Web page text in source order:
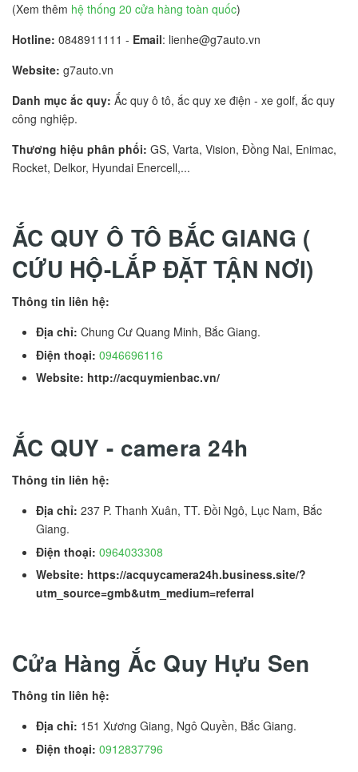
(Xem thêm hệ thống 20 cửa hàng toàn quốc)
Hotline: 0848911111 - Email: lienhe@g7auto.vn
Website: g7auto.vn
Danh mục ắc quy: Ắc quy ô tô, ắc quy xe điện - xe golf, ắc quy
công nghiệp.
Thương hiệu phân phối: GS, Varta, Vision, Đồng Nai, Enimac,
Rocket, Delkor, Hyundai Enercell,...
ẮC QUY Ô TÔ BẮC GIANG (
CỨU HỘ-LẮP ĐẶT TẬN NƠI)
Thông tin liên hệ:
Địa chỉ: Chung Cư Quang Minh, Bắc Giang.
Điện thoại: 0946696116
Website: http://acquymienbac.vn/
ẮC QUY - camera 24h
Thông tin liên hệ:
Địa chỉ: 237 P. Thanh Xuân, TT. Đồi Ngô, Lục Nam, Bắc
Giang.
Điện thoại: 0964033308
Website: https://acquycamera24h.business.site/?
utm_source=gmb&utm_medium=referral
Cửa Hàng Ắc Quy Hựu Sen
Thông tin liên hệ:
Địa chỉ: 151 Xương Giang, Ngô Quyền, Bắc Giang.
Điện thoại: 0912837796